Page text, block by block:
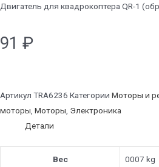
Двигатель для квадрокоптера QR-1
91 ₽
Артикул TRA6236 Категории Моторы и
моторы, Моторы, Электроника
Детали
Вес 0007 kg